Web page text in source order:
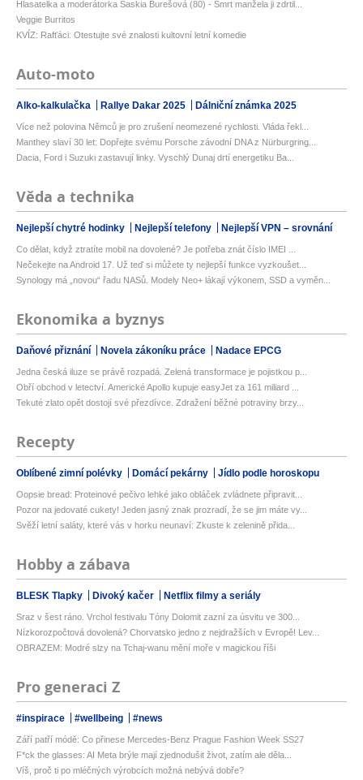
Hlasatelka a moderátorka Saskia Burešová (80) - Smrt manžela ji zdrtil...
Veggie Burritos
KVÍZ: Rafťáci. Otestujte své znalosti kultovní letní komedie
Auto-moto
Alko-kalkulačka Rallye Dakar 2025 Dálniční známka 2025
Více než polovina Němců je pro zrušení neomezené rychlosti. Vláda řekl...
Manthey slaví 30 let: Dopřejte svému Porsche závodní DNA z Nürburgring...
Dacia, Ford i Suzuki zastavují linky. Vyschlý Dunaj drtí energetiku Ba...
Věda a technika
Nejlepší chytré hodinky Nejlepší telefony Nejlepší VPN – srovnání
Co dělat, když ztratíte mobil na dovolené? Je potřeba znát číslo IMEI ...
Nečekejte na Android 17. Už teď si můžete ty nejlepší funkce vyzkoušet...
Synology má „novou“ řadu NASů. Modely Neo+ lákají výkonem, SSD a vyměn...
Ekonomika a byznys
Daňové přiznání Novela zákoníku práce Nadace EPCG
Jedna česká iluze se právě rozpadá. Zelená transformace je pojistkou p...
Obří obchod v letectví. Americké Apollo kupuje easyJet za 161 miliard ...
Tekuté zlato opět dostojí své přezdívce. Zdražení běžné potraviny brzy...
Recepty
Oblíbené zimní polévky Domácí pekárny Jídlo podle horoskopu
Oopsie bread: Proteinové pečivo lehké jako obláček zvládnete připravit...
Pozor na jedovaté cukety! Jeden jasný znak prozradí, že se jim máte vy...
Svěží letní saláty, které vás v horku neunaví: Zkuste k zelenině přida...
Hobby a zábava
BLESK Tlapky Divoký kačer Netflix filmy a seriály
Sraz v šest ráno. Vrchol festivalu Tóny Dolomit zazní za úsvitu ve 300...
Nízkorozpočtová dovolená? Chorvatsko jedno z nejdražších v Evropě! Lev...
OBRAZEM: Modré slzy na Tchaj-wanu mění moře v magickou říši
Pro generaci Z
#inspirace #wellbeing #news
Září patří módě: Co přinese Mercedes-Benz Prague Fashion Week SS27
F*ck the glasses: AI Meta brýle mají zjednodušit život, zatím ale děla...
Víš, proč ti po mléčných výrobcích možná nebývá dobře?